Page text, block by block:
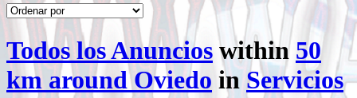
Todos los Anuncios within50
km around Oviedo inServicios